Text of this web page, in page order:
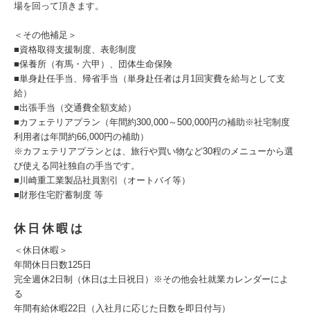
場を回って頂きます。
＜その他補足＞
■資格取得支援制度、表彰制度
■保養所（有馬・六甲）、団体生命保険
■単身赴任手当、帰省手当（単身赴任者は月1回実費を給与として支
給）
■出張手当（交通費全額支給）
■カフェテリアプラン（年間約300,000～500,000円の補助※社宅制度
利用者は年間約66,000円の補助）
※カフェテリアプランとは、旅行や買い物など30程のメニューから選
び使える同社独自の手当です。
■川崎重工業製品社員割引（オートバイ等）
■財形住宅貯蓄制度 等
休日休暇は
＜休日休暇＞
年間休日日数125日
完全週休2日制（休日は土日祝日）※その他会社就業カレンダーによ
る
年間有給休暇22日（入社月に応じた日数を即日付与）